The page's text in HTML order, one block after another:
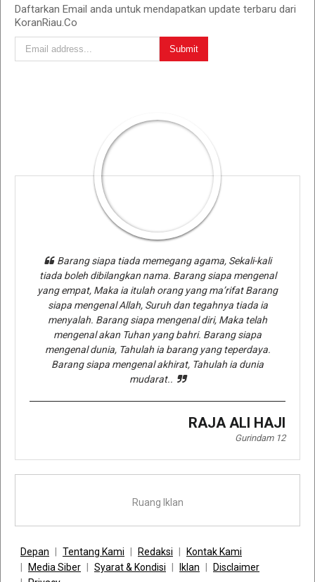
Daftarkan Email anda untuk mendapatkan update terbaru dari
KoranRiau.Co
Barang siapa tiada memegang agama, Sekali-kali
tiada boleh dibilangkan nama. Barang siapa mengenal
yang empat, Maka ia itulah orang yang ma’rifat Barang
siapa mengenal Allah, Suruh dan tegahnya tiada ia
menyalah. Barang siapa mengenal diri, Maka telah
mengenal akan Tuhan yang bahri. Barang siapa
mengenal dunia, Tahulah ia barang yang teperdaya.
Barang siapa mengenal akhirat, Tahulah ia dunia
mudarat..
RAJA ALI HAJI
Gurindam 12
Ruang Iklan
Depan Tentang Kami Redaksi
Kontak Kami
Media Siber
Syarat & Kondisi Iklan
Disclaimer